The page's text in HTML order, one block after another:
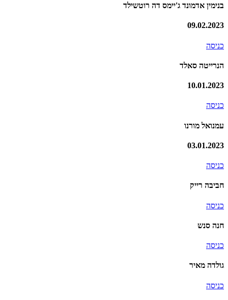
בנימין אדמונד ג'יימס דה רוטשילד
09.02.2023
כניסה
הנרייטה סאלד
10.01.2023
כניסה
עמנואל מורנו
03.01.2023
כניסה
חביבה רייק
כניסה
חנה סנש
כניסה
גולדה מאיר
כניסה